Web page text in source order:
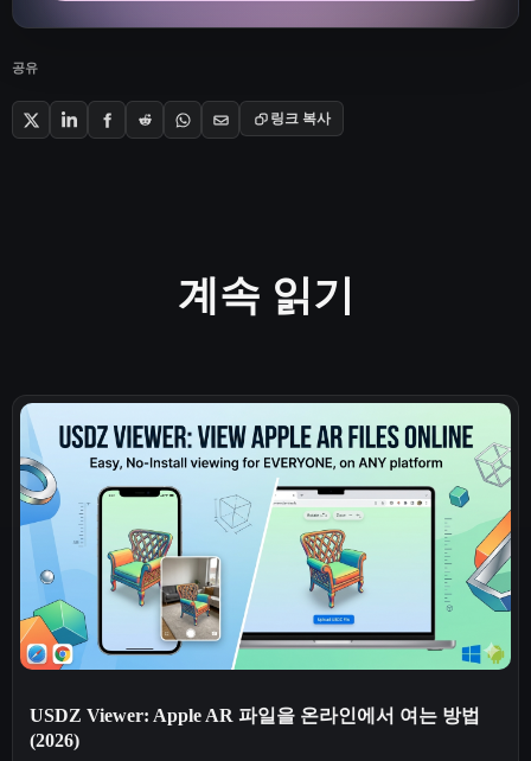
공유
링크 복사
계속 읽기
USDZ Viewer: Apple AR 파일을 온라인에서 여는 방법
(2026)